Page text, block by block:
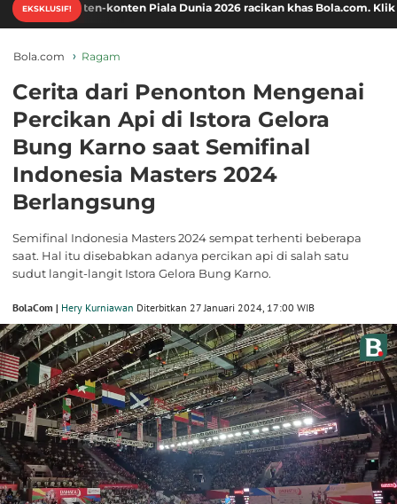
EKSKLUSIF!
konten Piala Dunia 2026 racikan khas Bola.com. Klik di sini!
Bola.com Ragam
Cerita dari Penonton Mengenai
Percikan Api di Istora Gelora
Bung Karno saat Semifinal
Indonesia Masters 2024
Berlangsung
Semifinal Indonesia Masters 2024 sempat terhenti beberapa
saat. Hal itu disebabkan adanya percikan api di salah satu
sudut langit-langit Istora Gelora Bung Karno.
BolaCom | Hery Kurniawan Diterbitkan 27 Januari 2024, 17:00 WIB